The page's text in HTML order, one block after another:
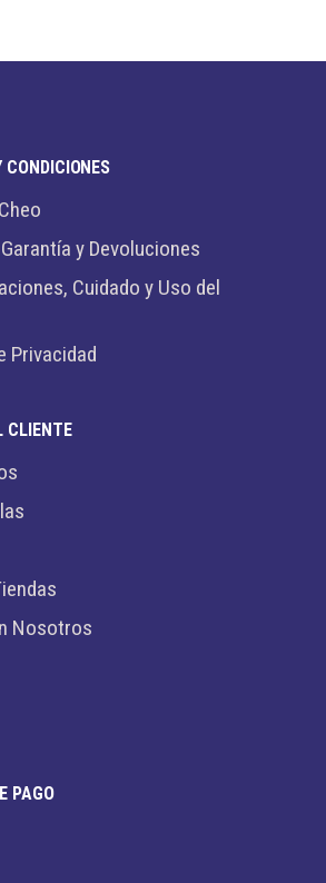
CONDICIONES
y Devoluciones
Cuidado y Uso del
Privacidad
CLIENTE
Nosotros
PAGO